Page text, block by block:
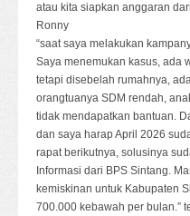
atau kita siapkan anggaran
Ronny
“saat saya melakukan
Saya menemukan kasus, ada
tetapi disebelah rumahnya,
orangtuanya SDM rendah,
tidak mendapatkan bantuan.
dan saya harap April 2026
rapat berikutnya, solusinya
Informasi dari BPS Sintang.
kemiskinan untuk Kabupaten
700.000 kebawah per bulan.”